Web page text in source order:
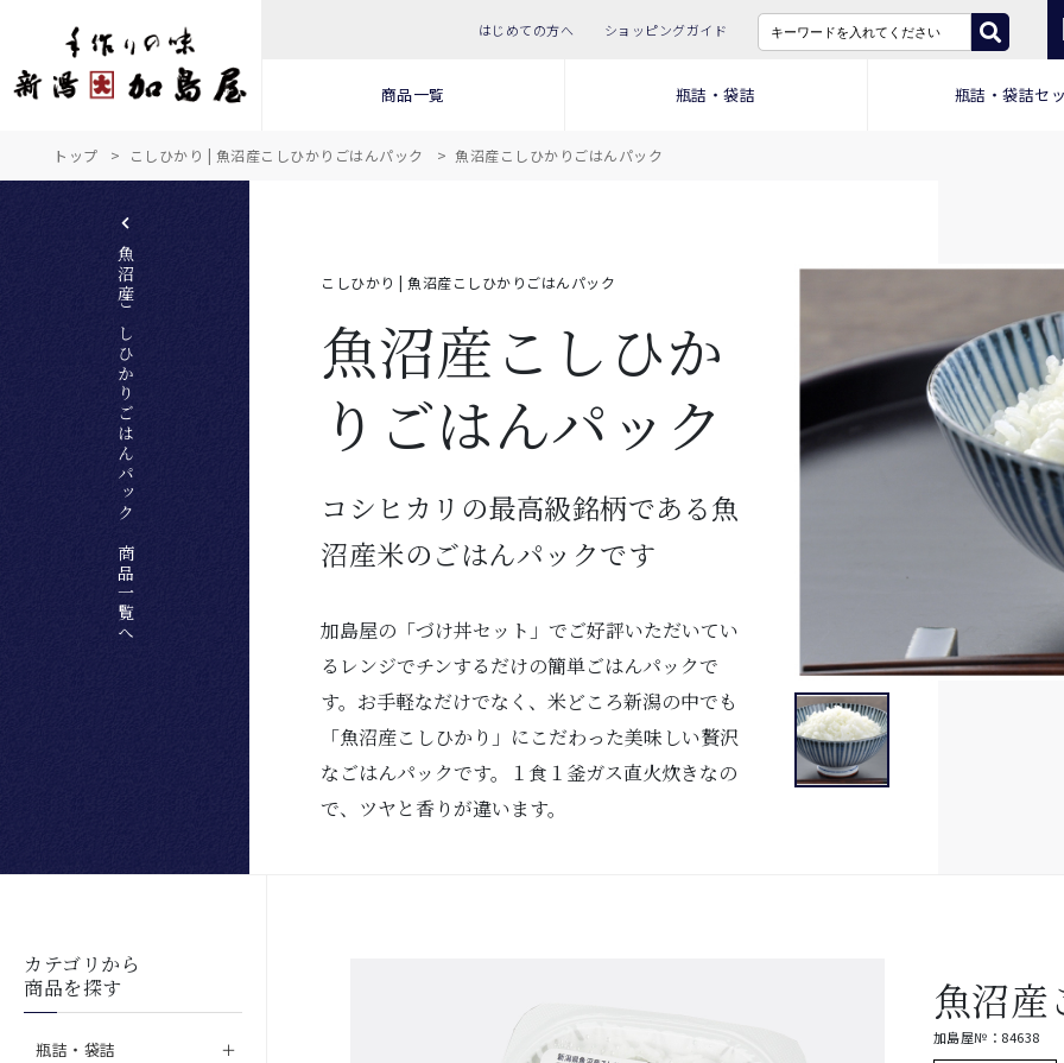
はじめての方へ ショッピングガイド
商品一覧 瓶詰・袋詰 瓶詰・袋詰セ
トップ こしひかり | 魚沼産こしひかりごはんパック 魚沼産こしひかりごはんパック
魚沼産こしひかりごはんパック 商品一覧へ こしひかり | 魚沼産こしひかりごはんパック
魚沼産こしひか
りごはんパック
コシヒカリの最高級銘柄である魚
沼産米のごはんパックです
加島屋の「づけ丼セット」でご好評いただいてい
るレンジでチンするだけの簡単ごはんパックで
す。お手軽なだけでなく、米どころ新潟の中でも
「魚沼産こしひかり」にこだわった美味しい贅沢
なごはんパックです。１食１釜ガス直火炊きなの
で、ツヤと香りが違います。
魚沼産
加島屋№：84638
カテゴリから
商品を探す
瓶詰・袋詰